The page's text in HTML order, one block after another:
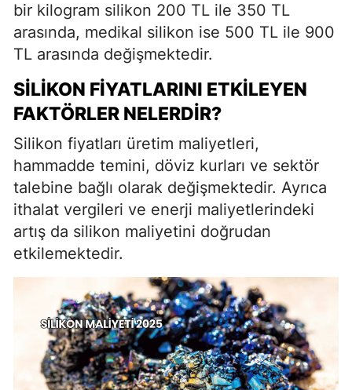
bir kilogram silikon 200 TL ile 350 TL
arasında, medikal silikon ise 500 TL ile 900
TL arasında değişmektedir.
SILIKON FIYATLARINI ETKILEYEN
FAKTÖRLER NELERDIR?
Silikon fiyatları üretim maliyetleri,
hammadde temini, döviz kurları ve sektör
talebine bağlı olarak değişmektedir. Ayrıca
ithalat vergileri ve enerji maliyetlerindeki
artış da silikon maliyetini doğrudan
etkilemektedir.